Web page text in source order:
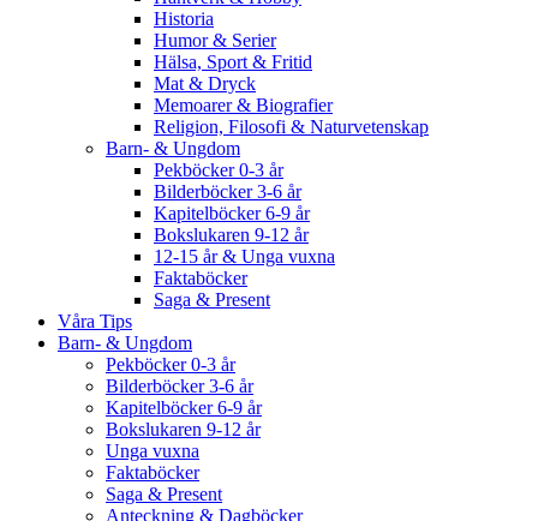
Historia
Humor & Serier
Hälsa, Sport & Fritid
Mat & Dryck
Memoarer & Biografier
Religion, Filosofi & Naturvetenskap
Barn- & Ungdom
Pekböcker 0-3 år
Bilderböcker 3-6 år
Kapitelböcker 6-9 år
Bokslukaren 9-12 år
12-15 år & Unga vuxna
Faktaböcker
Saga & Present
Våra Tips
Barn- & Ungdom
Pekböcker 0-3 år
Bilderböcker 3-6 år
Kapitelböcker 6-9 år
Bokslukaren 9-12 år
Unga vuxna
Faktaböcker
Saga & Present
Anteckning & Dagböcker